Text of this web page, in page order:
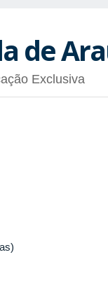
de
Exclusiva